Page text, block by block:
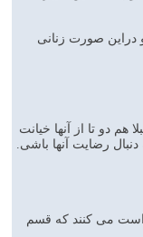
دارد و دراین صورت زنانی
پذیرش همان دو روایت مشهور)زیرا قبلا هم دو تا از آنها خیانت
دهی نه اینکه دنبال رضایت آنها باشی.
میکنند و از پیامبر درخواست می کنند که قسم